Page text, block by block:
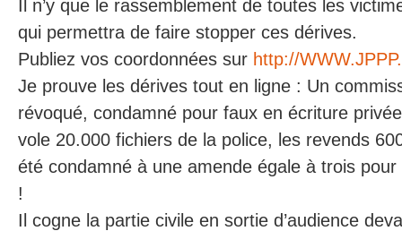
Il n’y que le rassemblement de toutes les
qui permettra de faire stopper ces dérives.
Publiez vos coordonnées sur http://
Je prouve les dérives tout en ligne : Un
révoqué, condamné pour faux en écriture
vole 20.000 fichiers de la police, les revends
été condamné à une amende égale à trois
!
Il cogne la partie civile en sortie d’audience